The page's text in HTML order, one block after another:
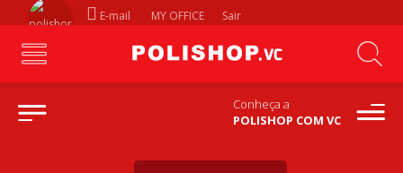
E-mail MY OFFICE Sair
Conheça a
POLISHOP COM VC